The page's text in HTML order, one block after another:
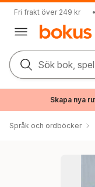
Fri frakt över 249 kr •
Sök bok,
Skapa nya
Språk och ordböcker